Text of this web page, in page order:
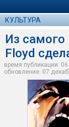
КУЛЬТУРА
Из самого
Floyd
время публикации:
обновление: 07